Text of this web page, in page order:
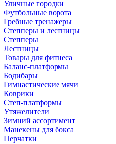
Уличные городки
Футбольные ворота
Гребные тренажеры
Степперы и лестницы
Степперы
Лестницы
Товары для фитнеса
Баланс-платформы
Бодибары
Гимнастические мячи
Коврики
Степ-платформы
Утяжелители
Зимний ассортимент
Манекены для бокса
Перчатки